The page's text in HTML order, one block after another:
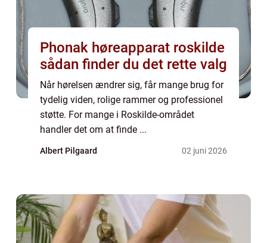
Phonak høreapparat roskilde
sådan finder du det rette valg
Når hørelsen ændrer sig, får mange brug for
tydelig viden, rolige rammer og professionel
støtte. For mange i Roskilde-området
handler det om at finde ...
Albert Pilgaard 02 juni 2026